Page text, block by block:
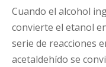
Cuando el alcohol
convierte el etanol
serie de reacciones
acetaldehído se